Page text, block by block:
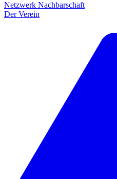
Netzwerk Nachbarschaft
Der Verein